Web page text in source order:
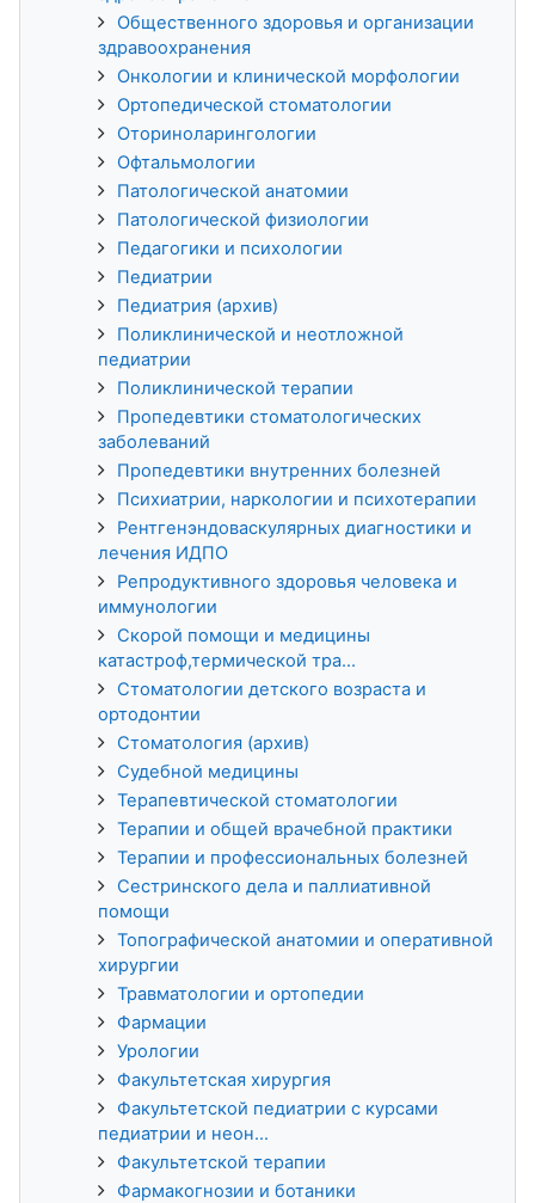
Общественного здоровья и организации
здравоохранения
Онкологии и клинической морфологии
Ортопедической стоматологии
Оториноларингологии
Офтальмологии
Патологической анатомии
Патологической физиологии
Педагогики и психологии
Педиатрии
Педиатрия (архив)
Поликлинической и неотложной
педиатрии
Поликлинической терапии
Пропедевтики стоматологических
заболеваний
Пропедевтики внутренних болезней
Психиатрии, наркологии и психотерапии
Рентгенэндоваскулярных диагностики и
лечения ИДПО
Репродуктивного здоровья человека и
иммунологии
Скорой помощи и медицины
катастроф,термической тра...
Стоматологии детского возраста и
ортодонтии
Стоматология (архив)
Судебной медицины
Терапевтической стоматологии
Терапии и общей врачебной практики
Терапии и профессиональных болезней
Сестринского дела и паллиативной
помощи
Топографической анатомии и оперативной
хирургии
Травматологии и ортопедии
Фармации
Урологии
Факультетская хирургия
Факультетской педиатрии с курсами
педиатрии и неон...
Факультетской терапии
Фармакогнозии и ботаники